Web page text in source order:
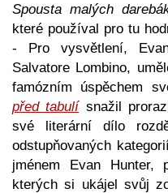
Spousta malých
které používal pro tu
- Pro vysvětlení,
Salvatore Lombino,
famózním úspěchem
před tabulí snažil
své literární dílo
odstupňovaných
jménem Evan
kterých si ukájel svůj